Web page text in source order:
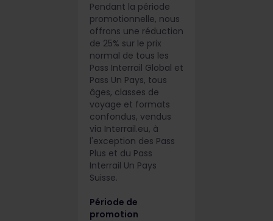
Pendant la période
promotionnelle, nous
offrons une réduction
de 25% sur le prix
normal de tous les
Pass Interrail Global et
Pass Un Pays, tous
âges, classes de
voyage et formats
confondus, vendus
via Interrail.eu, à
l'exception des Pass
Plus et du Pass
Interrail Un Pays
Suisse.
Période de
promotion